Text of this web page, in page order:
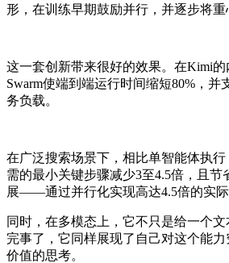
形，在训练早期鼓励并行，并逐步将重
这一套创新带来很好的效果。在Kimi的
Swarm使端到端运行时间缩短80%，并
务负载。
在广泛搜索场景下，相比单智能体执
需的最小关键步骤减少3至4.5倍，且节
展——通过并行化实现高达4.5倍的实际
同时，在多模态上，它不只是给一个
完事了，它同样展现了自己对这个能
价值的思考。